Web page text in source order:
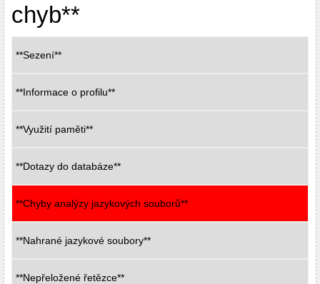
chyb**
**Sezení**
**Informace o profilu**
**Využití paměti**
**Dotazy do databáze**
**Chyby analýzy jazykových souborů**
**Nahrané jazykové soubory**
**Nepřeložené řetězce**